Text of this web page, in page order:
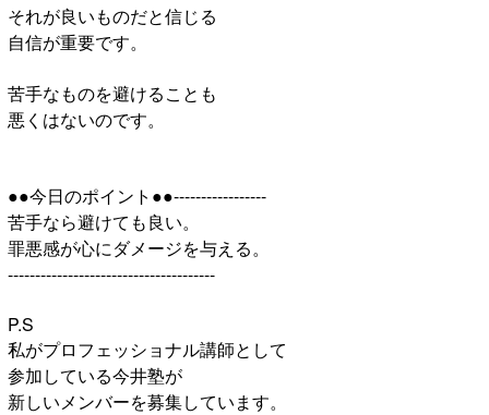
それが良いものだと信じる
自信が重要です。
苦手なものを避けることも
悪くはないのです。
●●今日のポイント●●-----------------
苦手なら避けても良い。
罪悪感が心にダメージを与える。
--------------------------------------
P.S
私がプロフェッショナル講師として
参加している今井塾が
新しいメンバーを募集しています。